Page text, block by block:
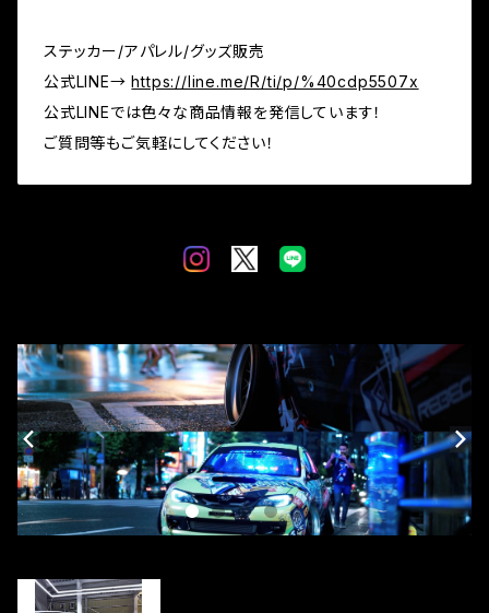
ステッカー/アパレル/グッズ販売
公式LINE→https://line.me/R/ti/p/%40cdp5507x
公式LINEでは色々な商品情報を発信しています！
ご質問等もご気軽にしてください！